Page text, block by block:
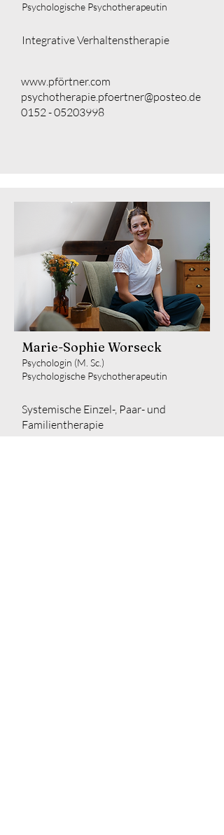
Psychologische Psychotherapeutin
Integrative Verhaltenstherapie
www.pförtner.com
psychotherapie.pfoertner@posteo.de
0152 - 05203998
Marie-Sophie Worseck
Psychologin (M. Sc.)
Psychologische Psychotherapeutin
Systemische Einzel-, Paar- und
Familientherapie